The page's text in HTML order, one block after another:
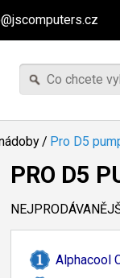
/ Pro D5
PRO D5
Alphacool